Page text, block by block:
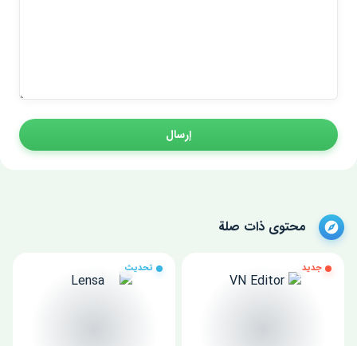
إرسال
محتوى ذات صلة
جديد تحديث